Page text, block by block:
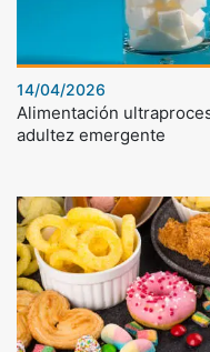
14/04/2026
Alimentación
adultez emergente